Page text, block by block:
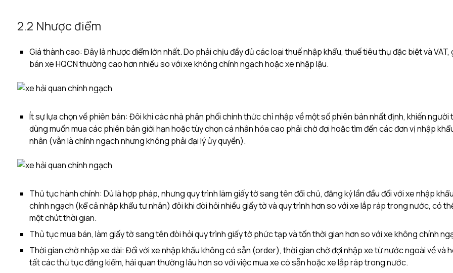
2.2 Nhược điểm
Giá thành cao: Đây là nhược điểm lớn nhất. Do phải chịu đầy đủ các loại thuế nhập khẩu, thuế tiêu thụ đặc biệt và VAT,
bán xe HQCN thường cao hơn nhiều so với xe không chính ngạch hoặc xe nhập lậu.
Ít sự lựa chọn về phiên bản: Đôi khi các nhà phân phối chính thức chỉ nhập về một số phiên bản nhất định, khiến người
dùng muốn mua các phiên bản giới hạn hoặc tùy chọn cá nhân hóa cao phải chờ đợi hoặc tìm đến các đơn vị nhập
nhân (vẫn là chính ngạch nhưng không phải đại lý ủy quyền).
Thủ tục hành chính: Dù là hợp pháp, nhưng quy trình làm giấy tờ sang tên đổi chủ, đăng ký lần đầu đối với xe nhập khẩu
chính ngạch (kể cả nhập khẩu tư nhân) đôi khi đòi hỏi nhiều giấy tờ và quy trình hơn so với xe lắp ráp trong nước, có
một chút thời gian.
Thủ tục mua bán, làm giấy tờ sang tên đòi hỏi quy trình giấy tờ phức tạp và tốn thời gian hơn so với xe không chính
Thời gian chờ nhập xe dài: Đối với xe nhập khẩu không có sẵn (order), thời gian chờ đợi nhập xe từ nước ngoài về và
tất các thủ tục đăng kiểm, hải quan thường lâu hơn so với việc mua xe có sẵn hoặc xe lắp ráp trong nước.